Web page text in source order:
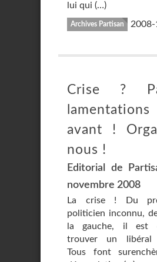
lui qui (…)
Archives Partisan
Crise ?
avant !
nous !
Editorial de
novembre 2008
La crise ! Du
politicien inconnu,
la gauche, il est
trouver un libéral
Tous font